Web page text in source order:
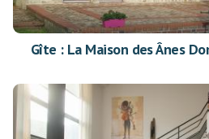
Gîte : La Maison des Ânes